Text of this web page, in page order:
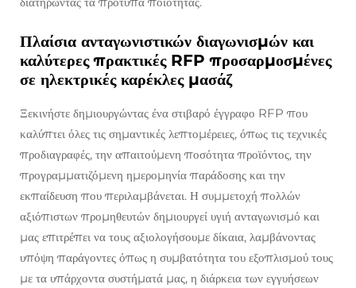
Πλαίσια ανταγωνιστικών διαγωνισμών και
καλύτερες πρακτικές RFP προσαρμοσμένες
σε ηλεκτρικές καρέκλες μασάζ
Ξεκινήστε δημιουργώντας ένα στιβαρό έγγραφο RFP που
καλύπτει όλες τις σημαντικές λεπτομέρειες, όπως τις τεχνικές
προδιαγραφές, την απαιτούμενη ποσότητα προϊόντος, την
προγραμματιζόμενη ημερομηνία παράδοσης και την
εκπαίδευση που περιλαμβάνεται. Η συμμετοχή πολλών
αξιόπιστων προμηθευτών δημιουργεί υγιή ανταγωνισμό και
μας επιτρέπει να τους αξιολογήσουμε δίκαια, λαμβάνοντας
υπόψη παράγοντες όπως η συμβατότητα του εξοπλισμού τους
με τα υπάρχοντα συστήματά μας, η διάρκεια των εγγυήσεων